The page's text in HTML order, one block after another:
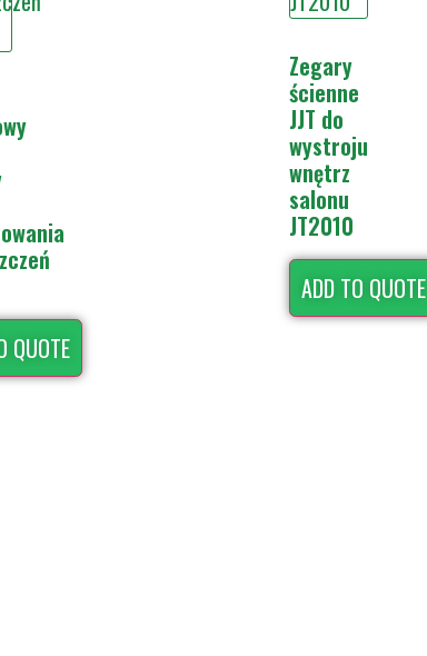
QUOTE
Zegary
ścienne
JJT do
wystroju
wnętrz
salonu
JT2010
ADD TO QUOTE